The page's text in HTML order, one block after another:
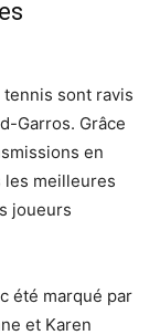
sont ravis
Garros. Grâce
en
les meilleures
joueurs
été marqué par
et Karen